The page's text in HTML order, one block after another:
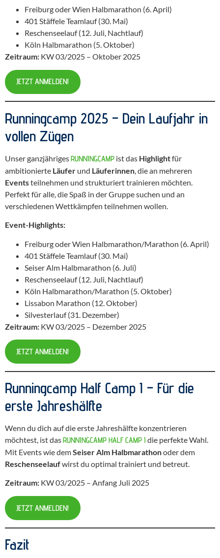
Freiburg oder Wien Halbmarathon (6. April)
401 Stäffele Teamlauf (30. Mai)
Reschenseelauf (12. Juli, Nachtlauf)
Köln Halbmarathon (5. Oktober)
Zeitraum: KW 03/2025 – Oktober 2025
JETZT ANMELDEN!
Runningcamp 2025 – Dein Laufjahr in
vollen Zügen
Unser ganzjährigesRUNNINGCAMP ist das Highlightfür
ambitionierte Läufer und Läuferinnen , die an mehreren
Eventsteilnehmen und strukturiert trainieren möchten.
Perfekt für alle, die Spaß in der Gruppe suchen und an
verschiedenen Wettkämpfen teilnehmen wollen.
Event-Highlights:
Freiburg oder Wien Halbmarathon/Marathon (6. April)
401 Stäffele Teamlauf (30. Mai)
Seiser Alm Halbmarathon (6. Juli)
Reschenseelauf (12. Juli, Nachtlauf)
Köln Halbmarathon/Marathon (5. Oktober)
Lissabon Marathon (12. Oktober)
Silvesterlauf (31. Dezember)
Zeitraum: KW 03/2025 – Dezember 2025
JETZT ANMELDEN!
Runningcamp Half Camp I – Für die
erste Jahreshälfte
Wenn du dich auf die erste Jahreshälfte konzentrieren
möchtest, ist dasRUNNINGCAMP HALF CAMP I die perfekte Wahl.
Mit Events wie demSeiser Alm Halbmarathonoder dem
Reschenseelaufwirst du optimal trainiert und betreut.
Zeitraum: KW 03/2025 – Anfang Juli 2025
JETZT ANMELDEN!
Fazit